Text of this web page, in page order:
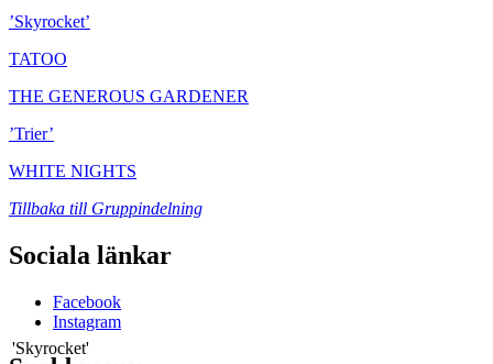
'Maigold'
'Skyrocket'
’Skyrocket’
TATOO
THE GENEROUS GARDENER
’Trier’
WHITE NIGHTS
Tillbaka till Gruppindelning
Sociala länkar
Facebook
Instagram